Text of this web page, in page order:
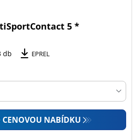
5 *
db EPREL
CENOVOU NABÍDKU